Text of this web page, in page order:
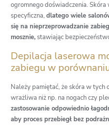
ogromnego doświadczenia.
specyficzna,dlatego wiele
się na nieprzeprowadzanie
mosznie, stawiając
Depilacja laserowa
zabiegu w
Należy pamiętać, że skóra w tych
wrażliwa niż np. na nogach czy
zastosowanie odpowiednio
aby proces przebiegł bez